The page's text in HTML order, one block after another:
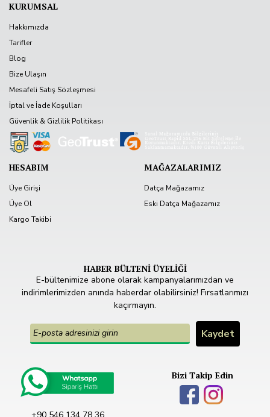
KURUMSAL
Hakkımızda
Tarifler
Blog
Bize Ulaşın
Mesafeli Satış Sözleşmesi
İptal ve İade Koşulları
Güvenlik & Gizlilik Politikası
HESABIM
Üye Girişi
Üye Ol
Kargo Takibi
MAĞAZALARIMIZ
Datça Mağazamız
Eski Datça Mağazamız
HABER BÜLTENİ ÜYELİĞİ
E-bültenimize abone olarak kampanyalarımızdan ve
indirimlerimizden anında haberdar olabilirsiniz! Fırsatlarımızı
kaçırmayın.
Bizi Takip Edin